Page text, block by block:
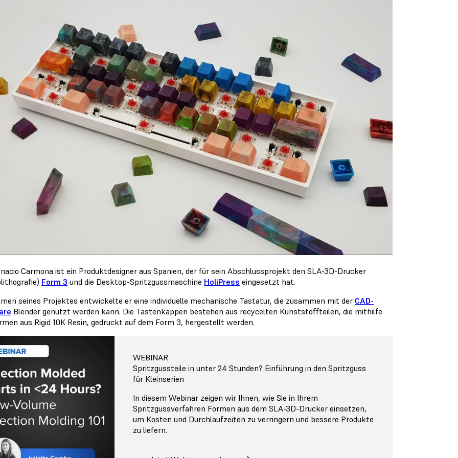
Carmona ist ein Produktdesigner aus Spanien, der für sein Abschlussprojekt den SLA-3D-Drucker
Form 3 und die Desktop-Spritzgussmaschine HoliPress eingesetzt hat.
seines Projektes entwickelte er eine individuelle mechanische Tastatur, die zusammen mit der CAD-
Blender genutzt werden kann. Die Tastenkappen bestehen aus recycelten Kunststoffteilen, die mithilfe
aus Rigid 10K Resin, gedruckt auf dem Form 3, hergestellt werden.
WEBINAR
Spritzgussteile in unter 24 Stunden? Einführung in den Spritzguss
für Kleinserien
In diesem Webinar zeigen wir Ihnen, wie Sie in Ihrem
Spritzgussverfahren Formen aus dem SLA-3D-Drucker einsetzen,
um Kosten und Durchlaufzeiten zu verringern und bessere Produkte
zu liefern.